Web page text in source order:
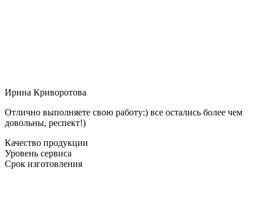
Ирина Криворотова
Отлично выполняете свою работу:) все остались более чем
довольны, респект!)
Качество продукции
Уровень сервиса
Срок изготовления